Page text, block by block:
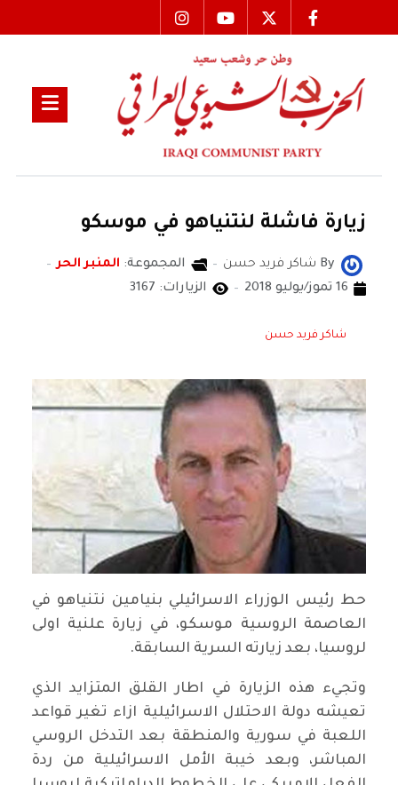
زيارة فاشلة لنتنياهو في موسكو
By شاكر فريد حسن المجموعة: المنبر الحر
16 تموز/يوليو 2018
الزيارات: 3167
شاكر فريد حسن
حط رئيس الوزراء الاسرائيلي بنيامين نتنياهو في
العاصمة الروسية موسكو، في زيارة علنية اولى
لروسيا، بعد زيارته السرية السابقة.
وتجيء هذه الزيارة في اطار القلق المتزايد الذي
تعيشه دولة الاحتلال الاسرائيلية ازاء تغير قواعد
اللعبة في سورية والمنطقة بعد التدخل الروسي
المباشر، وبعد خيبة الأمل الاسرائيلية من ردة